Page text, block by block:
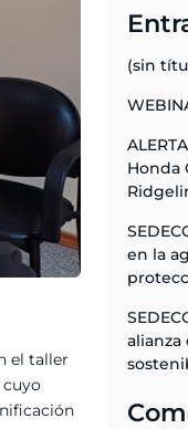
el taller
cuyo
(sin
Honda
en la
alianza